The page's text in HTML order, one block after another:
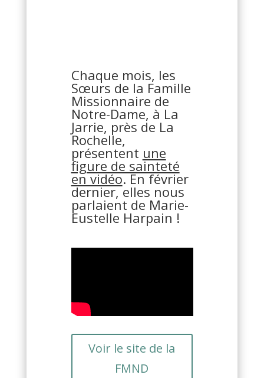
Chaque mois, les
Sœurs de la Famille
Missionnaire de
Notre-Dame, à La
Jarrie, près de La
Rochelle,
présentent une
figure de sainteté
en vidéo. En février
dernier, elles nous
parlaient de Marie-
Eustelle Harpain !
Voir le site de la
FMND